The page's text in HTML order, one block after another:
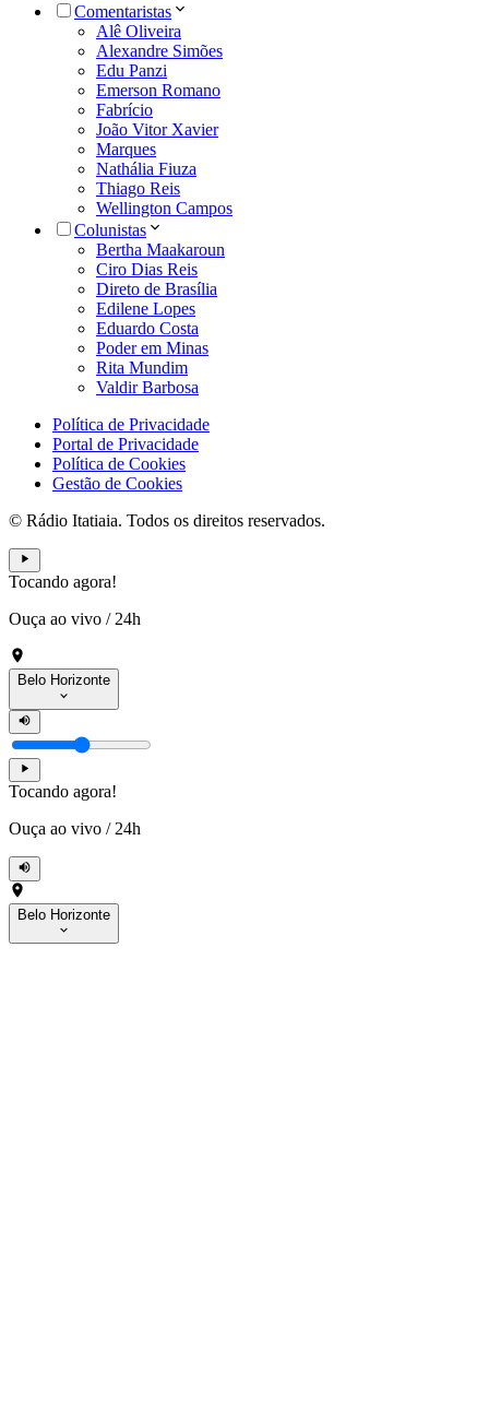
Comentaristas
Alê Oliveira
Alexandre Simões
Edu Panzi
Emerson Romano
Fabrício
João Vitor Xavier
Marques
Nathália Fiuza
Thiago Reis
Wellington Campos
Colunistas
Bertha Maakaroun
Ciro Dias Reis
Direto de Brasília
Edilene Lopes
Eduardo Costa
Poder em Minas
Rita Mundim
Valdir Barbosa
Política de Privacidade
Portal de Privacidade
Política de Cookies
Gestão de Cookies
© Rádio Itatiaia. Todos os direitos reservados.
Tocando agora!
Ouça ao vivo / 24h
Belo Horizonte
Tocando agora!
Ouça ao vivo / 24h
Belo Horizonte